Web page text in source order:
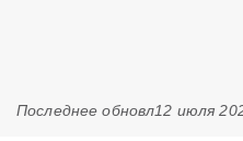
Последнее обновл12 июля